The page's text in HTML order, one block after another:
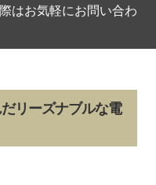
はお気軽にお問い合わ
リーズナブルな電